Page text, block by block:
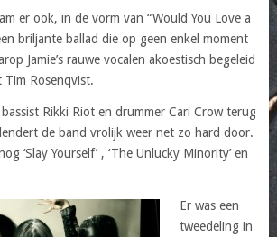
er ook, in de vorm van “Would You Love a
briljante ballad die op geen enkel moment
Jamie’s rauwe vocalen akoestisch begeleid
Rosenqvist.
Rikki Riot en drummer Cari Crow terug
de band vrolijk weer net zo hard door.
‘Slay Yourself’ , ‘The Unlucky Minority’ en
Er was een
tweedeling in